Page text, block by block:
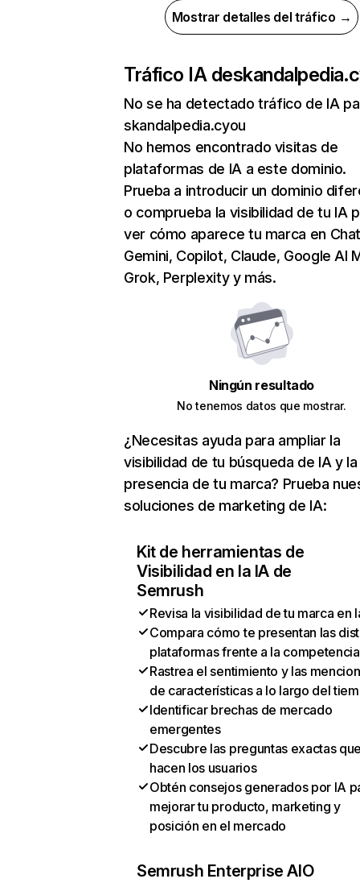
Mostrar detalles del tráfico →
Tráfico IA de
No se ha detectado tráfico de IA
skandalpedia.cyou
No hemos encontrado visitas de
plataformas de IA a este dominio.
Prueba a introducir un dominio
o comprueba la visibilidad de tu IA
ver cómo aparece tu marca en
Gemini, Copilot, Claude, Google AI
Grok, Perplexity y más.
Ningún resultado
No tenemos datos que mostrar.
¿Necesitas ayuda para ampliar la
visibilidad de tu búsqueda de IA y la
presencia de tu marca? Prueba
soluciones de marketing de IA:
Kit de herramientas de
Visibilidad en la IA de
Semrush
Revisa la visibilidad de tu marca en
Compara cómo te presentan las
plataformas frente a la competencia
Rastrea el sentimiento y las
de características a lo largo del
Identificar brechas de mercado
emergentes
Descubre las preguntas exactas
hacen los usuarios
Obtén consejos generados por IA
mejorar tu producto, marketing y
posición en el mercado
Semrush Enterprise AIO